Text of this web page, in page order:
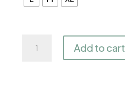
floral.
Add to cart